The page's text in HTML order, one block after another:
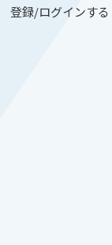
登録/ログインする